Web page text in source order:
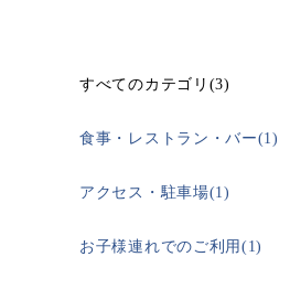
すべてのカテゴリ(3)
食事・レストラン・バー(1)
アクセス・駐車場(1)
お子様連れでのご利用(1)